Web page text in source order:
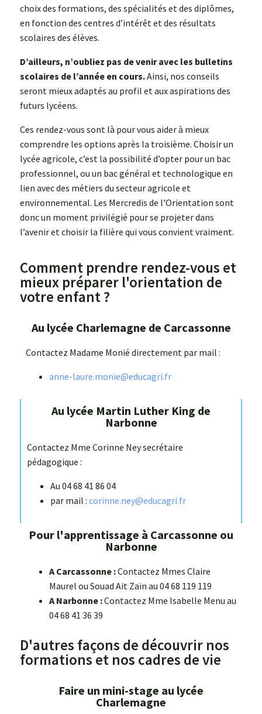
choix des formations, des spécialités et des diplômes,
en fonction des centres d’intérêt et des résultats
scolaires des élèves.
D’ailleurs, n’oubliez pas de venir avec les bulletins
scolaires de l’année en cours.Ainsi, nos conseils
seront mieux adaptés au profil et aux aspirations des
futurs lycéens.
Ces rendez-vous sont là pour vous aider à mieux
comprendre les options après la troisième. Choisir un
lycée agricole, c’est la possibilité d’opter pour un bac
professionnel, ou un bac général et technologique en
lien avec des métiers du secteur agricole et
environnemental. Les Mercredis de l’Orientation sont
donc un moment privilégié pour se projeter dans
l’avenir et choisir la filière qui vous convient vraiment.
Comment prendre rendez-vous et
mieux préparer l'orientation de
votre enfant ?
Au lycée Charlemagne de Carcassonne
Contactez Madame Monié directement par mail :
anne-laure.monie@educagri.fr
Au lycée Martin Luther King de
Narbonne
Contactez Mme Corinne Ney secrétaire
pédagogique :
Au 04 68 41 86 04
par mail : corinne.ney@educagri.fr
Pour l'apprentissage à Carcassonne ou
Narbonne
A Carcassonne :Contactez Mmes Claire
Maurel ou Souad Ait Zaïn au 04 68 119 119
A Narbonne :Contactez Mme Isabelle Menu au
04 68 41 36 39
D'autres façons de découvrir nos
formations et nos cadres de vie
Faire un mini-stage au lycée
Charlemagne